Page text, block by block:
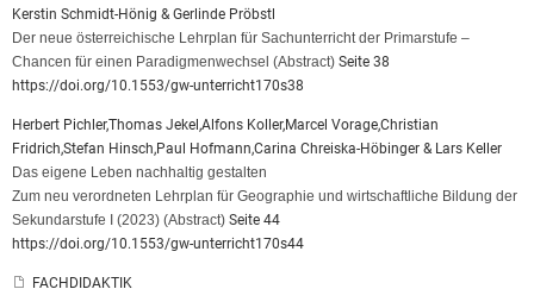
Kerstin Schmidt-Hönig & Gerlinde Pröbstl
Der neue österreichische Lehrplan für Sachunterricht der Primarstufe –
Chancen für einen Paradigmenwechsel (Abstract) Seite 38
https://doi.org/10.1553/gw-unterricht170s38
Herbert Pichler,Thomas Jekel,Alfons Koller,Marcel Vorage,Christian
Fridrich,Stefan Hinsch,Paul Hofmann,Carina Chreiska-Höbinger & Lars Keller
Das eigene Leben nachhaltig gestalten
Zum neu verordneten Lehrplan für Geographie und wirtschaftliche Bildung der
Sekundarstufe I (2023) (Abstract) Seite 44
https://doi.org/10.1553/gw-unterricht170s44
FACHDIDAKTIK